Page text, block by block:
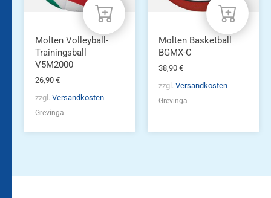
Molten Volleyball-
Trainingsball
V5M2000
26,90 €
zzgl. Versandkosten
Grevinga
Molten Basketball
BGMX-C
38,90 €
zzgl. Versandkosten
Grevinga